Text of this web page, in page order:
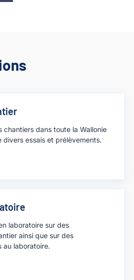
chantiers dans toute la Wallonie
divers essais et prélèvements.
laboratoire sur des
ainsi que sur des
au laboratoire.